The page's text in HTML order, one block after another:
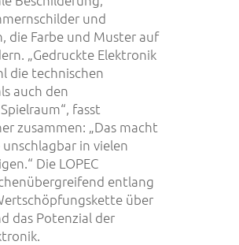
und
die Farbe und Muster auf
„Gedruckte Elektronik
die technischen
auch den
fasst
zusammen: „Das macht
in vielen
Die LOPEC
entlang
über
das Potenzial der